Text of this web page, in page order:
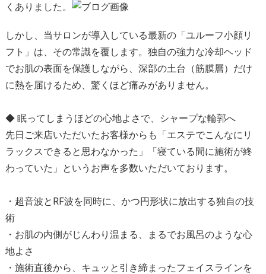
くありました。
しかし、当サロンが導入している最新の「ユルーフ小顔リ
フト」は、その常識を覆します。独自の強力な冷却ヘッド
でお肌の表面を保護しながら、深部の土台（筋膜層）だけ
に熱を届けるため、驚くほど痛みがありません。
◆ 眠ってしまうほどの心地よさで、シャープな輪郭へ
先日ご来店いただいたお客様からも「エステでこんなにリ
ラックスできると思わなかった」「寝ている間に施術が終
わっていた」というお声を多数いただいております。
・超音波とRF波を同時に、かつ円形状に放出する独自の技
術
・お肌の内側がじんわり温まる、まるでお風呂のような心
地よさ
・施術直後から、キュッと引き締まったフェイスラインを